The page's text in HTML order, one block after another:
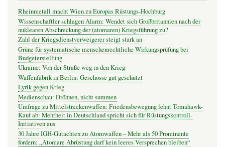
Rheinmetall macht Wien zu Europas Rüstungs-Hochburg
Wissenschaftler schlagen Alarm: Wendet sich Großbritannien nach der
nuklearen Abschreckung der (atomaren) Kriegsführung zu?
Zahl der Kriegsdienstverweigerer steigt stark an
Grüne für systematische menschenrechtliche Wirkungsprüfung bei
Budgeterstellung
Ukraine: Von der Straße weg in den Krieg
Waffenfabrik in Berlin: Geschosse gut geschützt
Lyrik gegen Krieg
Medienschau: Dröhnen, nicht summen
Umfrage zu Mittelstreckenwaffen: Friedensbewegung lehnt Tomahawk-
Kauf ab: Mehrheit in Deutschland spricht sich für Rüstungskontroll-
Initiativen aus
30 Jahre IGH-Gutachten zu Atomwaffen – Mehr als 50 Prominente
fordern: „Atomare Abrüstung darf kein leeres Versprechen bleiben“